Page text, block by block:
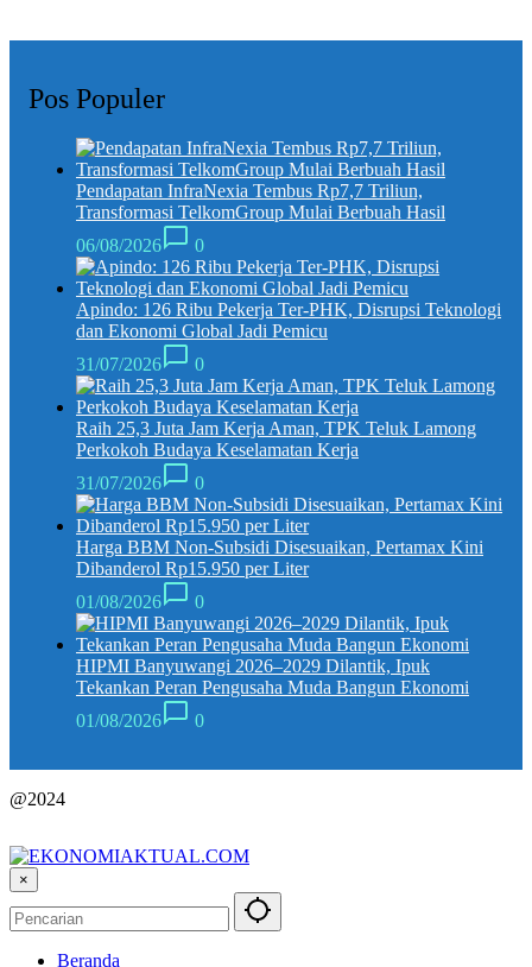
Pos Populer
Pendapatan InfraNexia Tembus Rp7,7 Triliun,
Transformasi TelkomGroup Mulai Berbuah Hasil
06/08/2026
0
Apindo: 126 Ribu Pekerja Ter-PHK, Disrupsi Teknologi
dan Ekonomi Global Jadi Pemicu
31/07/2026
0
Raih 25,3 Juta Jam Kerja Aman, TPK Teluk Lamong
Perkokoh Budaya Keselamatan Kerja
31/07/2026
0
Harga BBM Non-Subsidi Disesuaikan, Pertamax Kini
Dibanderol Rp15.950 per Liter
01/08/2026
0
HIPMI Banyuwangi 2026–2029 Dilantik, Ipuk
Tekankan Peran Pengusaha Muda Bangun Ekonomi
01/08/2026
0
@2024
×
Beranda